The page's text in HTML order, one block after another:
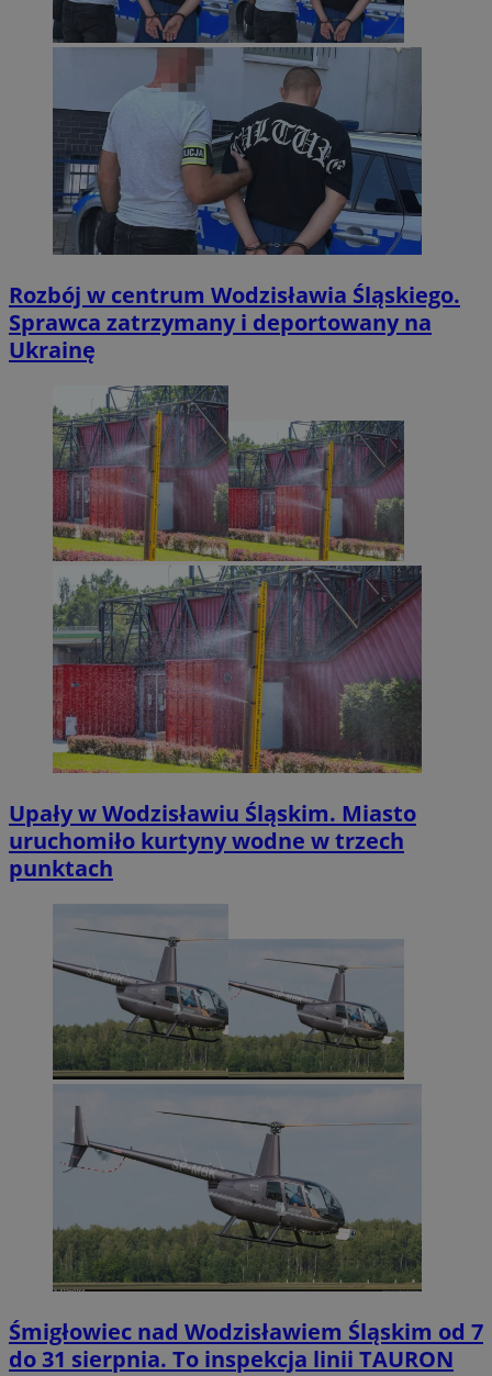
Rozbój w centrum Wodzisławia Śląskiego.
Sprawca zatrzymany i deportowany na
Ukrainę
Upały w Wodzisławiu Śląskim. Miasto
uruchomiło kurtyny wodne w trzech
punktach
Śmigłowiec nad Wodzisławiem Śląskim od 7
do 31 sierpnia. To inspekcja linii TAURON